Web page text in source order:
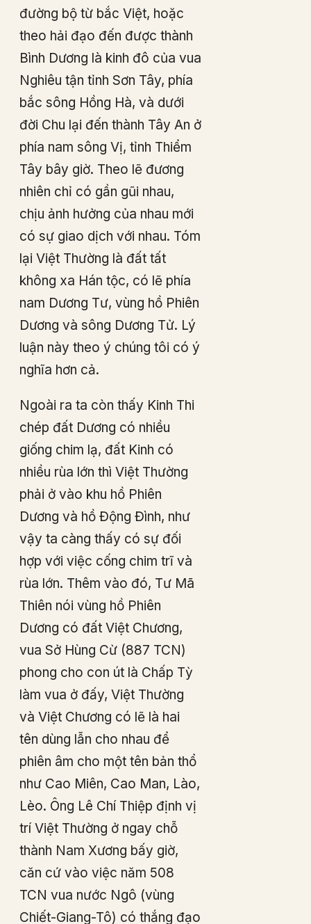
đường bộ từ bắc Việt, hoặc
theo hải đạo đến được thành
Bình Dương là kinh đô của vua
Nghiêu tận tỉnh Sơn Tây, phía
bắc sông Hồng Hà, và dưới
đời Chu lại đến thành Tây An ở
phía nam sông Vị, tỉnh Thiểm
Tây bây giờ. Theo lẽ đương
nhiên chỉ có gần gũi nhau,
chịu ảnh hưởng của nhau mới
có sự giao dịch với nhau. Tóm
lại Việt Thường là đất tất
không xa Hán tộc, có lẽ phía
nam Dương Tư, vùng hồ Phiên
Dương và sông Dương Tử. Lý
luận này theo ý chúng tôi có ý
nghĩa hơn cả.
Ngoài ra ta còn thấy Kinh Thi
chép đất Dương có nhiều
giống chim lạ, đất Kinh có
nhiều rùa lớn thì Việt Thường
phải ở vào khu hồ Phiên
Dương và hồ Động Đình, như
vậy ta càng thấy có sự đối
hợp với việc cống chim trĩ và
rùa lớn. Thêm vào đó, Tư Mã
Thiên nói vùng hồ Phiên
Dương có đất Việt Chương,
vua Sở Hùng Cừ (887 TCN)
phong cho con út là Chấp Tỳ
làm vua ở đấy, Việt Thường
và Việt Chương có lẽ là hai
tên dùng lẫn cho nhau để
phiên âm cho một tên bản thổ
như Cao Miên, Cao Man, Lào,
Lèo. Ông Lê Chí Thiệp định vị
trí Việt Thường ở ngay chỗ
thành Nam Xương bấy giờ,
căn cứ vào việc năm 508
TCN vua nước Ngô (vùng
Chiết-Giang-Tô) có thắng đạo